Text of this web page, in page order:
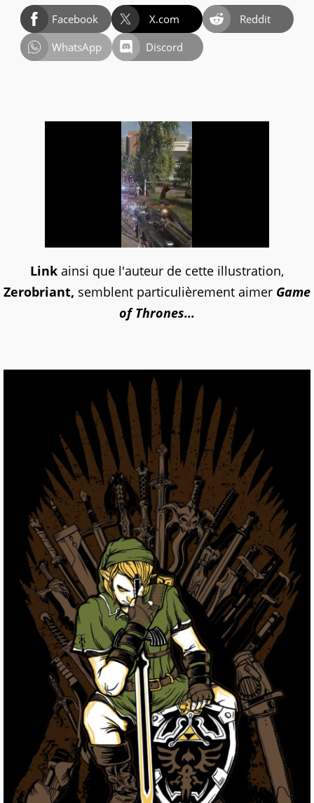
Facebook X.com
Reddit
WhatsApp
Discord
Link ainsi que l'auteur de cette illustration,
Zerobriant, semblent particulièrement aimer Game
of Thrones...